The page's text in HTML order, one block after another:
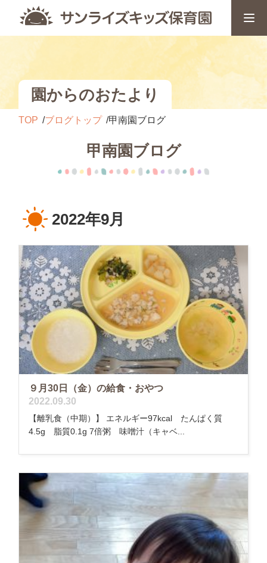
園からのおたより
TOP ブログトップ 甲南園ブログ
甲南園ブログ
2022年9月
９月30日（金）の給食・おやつ
2022.09.30
【離乳食（中期）】 エネルギー97kcal たんぱく質
4.5g 脂質0.1g 7倍粥 味噌汁（キャベ...